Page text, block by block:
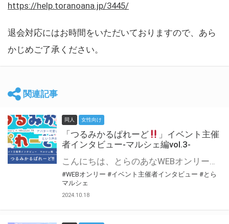
https://help.toranoana.jp/3445/
退会対応にはお時間をいただいておりますので、あら
かじめご了承ください。
関連記事
同人 女性向け
「つるみかるぱれーど
」イベント主催
者インタビュー-マルシェ編vol.3-
こんにちは、とらのあなWEBオンリー運営スタッフです。 新たにお届けする、イベント主催者インタビュー-マルシェ編-は、 とらのあなWEBオンリー「マルシェ」をご利用した主催様に 「マルシェ」を使って開催した感想や心がけをお聞きする企画です。 今回は、WEBオンリー初開催「つるみかるぱれーど
#WEBオンリー #イベント主催者インタビュー #とら
マルシェ
2024.10.18